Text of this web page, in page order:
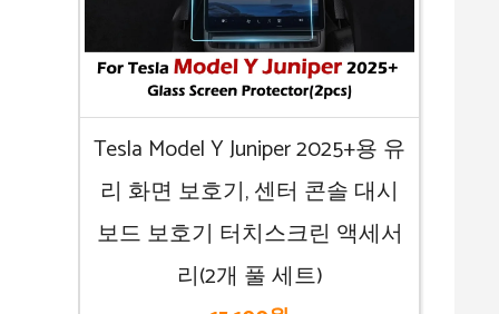
Tesla Model Y Juniper 2025+용 유
리 화면 보호기, 센터 콘솔 대시
보드 보호기 터치스크린 액세서
리(2개 풀 세트)